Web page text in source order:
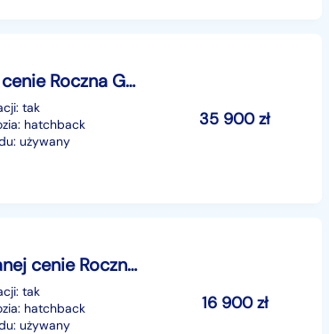
Nissan Juke Zobacz opis !!W podanej cenie Roczna Gwarancja !!
tak
hatchback
używany
35 900zł
Nissan Micra IV Zobacz opis !!W podanej cenie Roczna Gwarancja !!
tak
hatchback
używany
16 900zł